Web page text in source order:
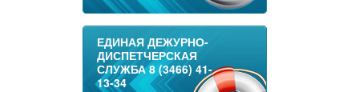
ЕДИНАЯ ДЕЖУРНО-
ДИСПЕТЧЕРСКАЯ
СЛУЖБА 8 (3466) 41-
13-34